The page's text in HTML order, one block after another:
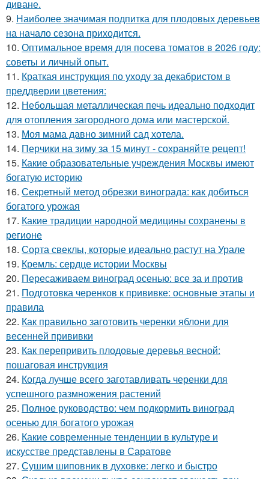
диване.
9. Наиболее значимая подпитка для плодовых деревьев
на начало сезона приходится.
10. Оптимальное время для посева томатов в 2026 году:
советы и личный опыт.
11. Краткая инструкция по уходу за декабристом в
преддверии цветения:
12. Небольшая металлическая печь идеально подходит
для отопления загородного дома или мастерской.
13. Моя мама давно зимний сад хотела.
14. Перчики на зиму за 15 минут - сохраняйте рецепт!
15. Какие образовательные учреждения Москвы имеют
богатую историю
16. Секретный метод обрезки винограда: как добиться
богатого урожая
17. Какие традиции народной медицины сохранены в
регионе
18. Сорта свеклы, которые идеально растут на Урале
19. Кремль: сердце истории Москвы
20. Пересаживаем виноград осенью: все за и против
21. Подготовка черенков к прививке: основные этапы и
правила
22. Как правильно заготовить черенки яблони для
весенней прививки
23. Как перепривить плодовые деревья весной:
пошаговая инструкция
24. Когда лучше всего заготавливать черенки для
успешного размножения растений
25. Полное руководство: чем подкормить виноград
осенью для богатого урожая
26. Какие современные тенденции в культуре и
искусстве представлены в Саратове
27. Сушим шиповник в духовке: легко и быстро